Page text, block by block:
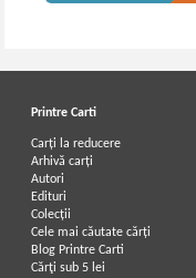
Printre Carti
Carți la reducere
Arhivă carți
Autori
Edituri
Colecții
Cele mai căutate cărți
Blog Printre Carti
Cărţi sub 5 lei